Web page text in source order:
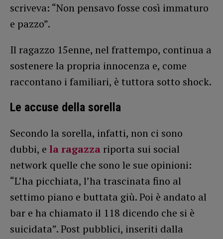
scriveva: “Non pensavo fosse così immaturo
e pazzo”.
Il ragazzo 15enne, nel frattempo, continua a
sostenere la propria innocenza e, come
raccontano i familiari, è tuttora sotto shock.
Le accuse della sorella
Secondo la sorella, infatti, non ci sono
dubbi, e la ragazza riporta sui social
network quelle che sono le sue opinioni:
“L’ha picchiata, l’ha trascinata fino al
settimo piano e buttata giù. Poi è andato al
bar e ha chiamato il 118 dicendo che si è
suicidata”. Post pubblici, inseriti dalla